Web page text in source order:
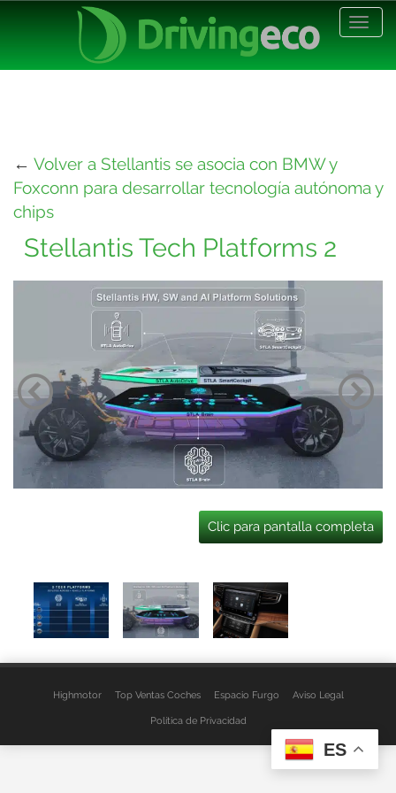
← Volver a Stellantis se asocia con BMW y
Foxconn para desarrollar tecnología autónoma y
chips
Stellantis Tech Platforms 2
Clic para pantalla completa
Highmotor Top Ventas Coches Espacio Furgo Aviso Legal
Política de Privacidad
ES